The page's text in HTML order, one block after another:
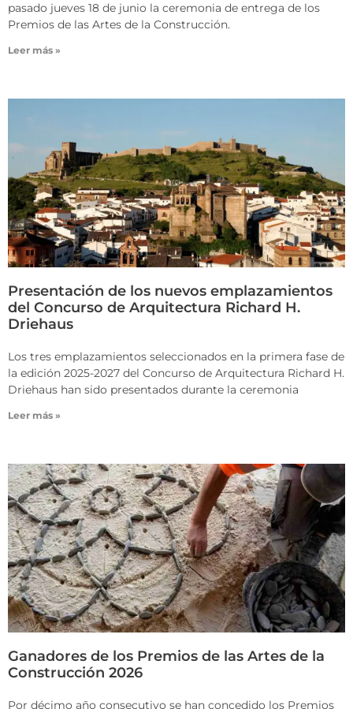
pasado jueves 18 de junio la ceremonia de entrega de los
Premios de las Artes de la Construcción.
Leer más »
Presentación de los nuevos emplazamientos
del Concurso de Arquitectura Richard H.
Driehaus
Los tres emplazamientos seleccionados en la primera fase de
la edición 2025-2027 del Concurso de Arquitectura Richard H.
Driehaus han sido presentados durante la ceremonia
Leer más »
Ganadores de los Premios de las Artes de la
Construcción 2026
Por décimo año consecutivo se han concedido los Premios